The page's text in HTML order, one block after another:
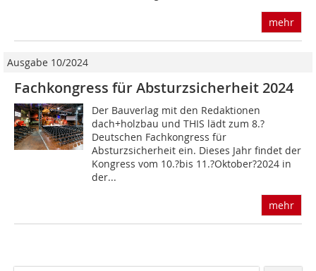
mehr
Ausgabe 10/2024
Fachkongress für Absturzsicherheit 2024
Der Bauverlag mit den Redaktionen
dach+holzbau und THIS lädt zum 8.?
Deutschen Fachkongress für
Absturzsicherheit ein. Dieses Jahr findet der
Kongress vom 10.?bis 11.?Oktober?2024 in
der...
mehr